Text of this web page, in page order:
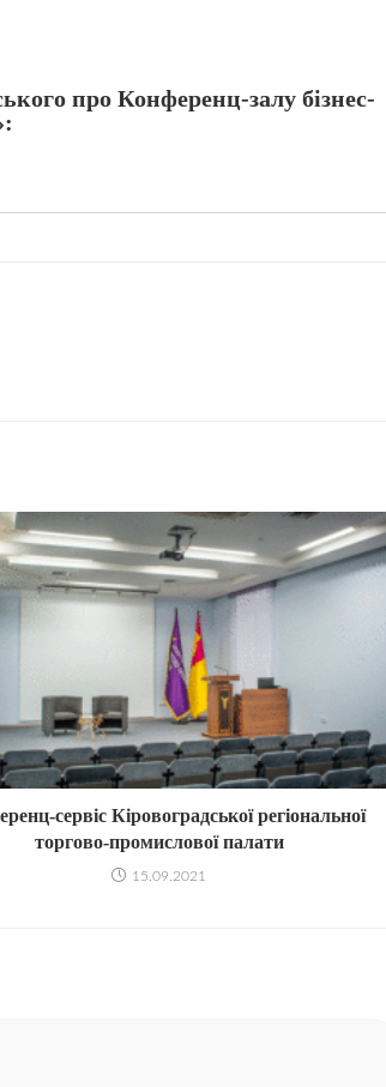
про Конференц-залу бізнес-
сервіс Кіровоградської регіональної
торгово-промислової палати
15.09.2021